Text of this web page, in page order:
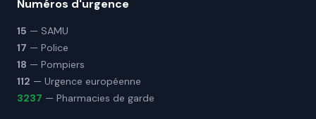
Numéros d'urgence
15 — SAMU
17 — Police
18 — Pompiers
112 — Urgence européenne
3237 — Pharmacies de garde